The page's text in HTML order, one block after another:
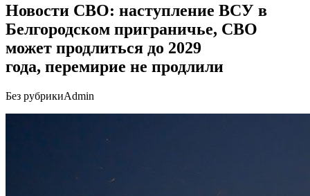
Новости СВО: наступление ВСУ в
Белгородском приграничье, СВО
может продлиться до 2029
года, перемирие не продлили
Без рубрикиAdmin